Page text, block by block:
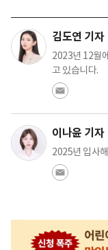
김도연 기자
2023년 12월
고 있습니다.
이나윤 기자
2025년 입사